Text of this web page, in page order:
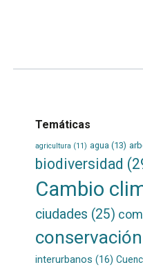
Temáticas
agricultura (11) agua (13)
biodiversidad
Cambio
ciudades (25)
conservación
interurbanos (16)